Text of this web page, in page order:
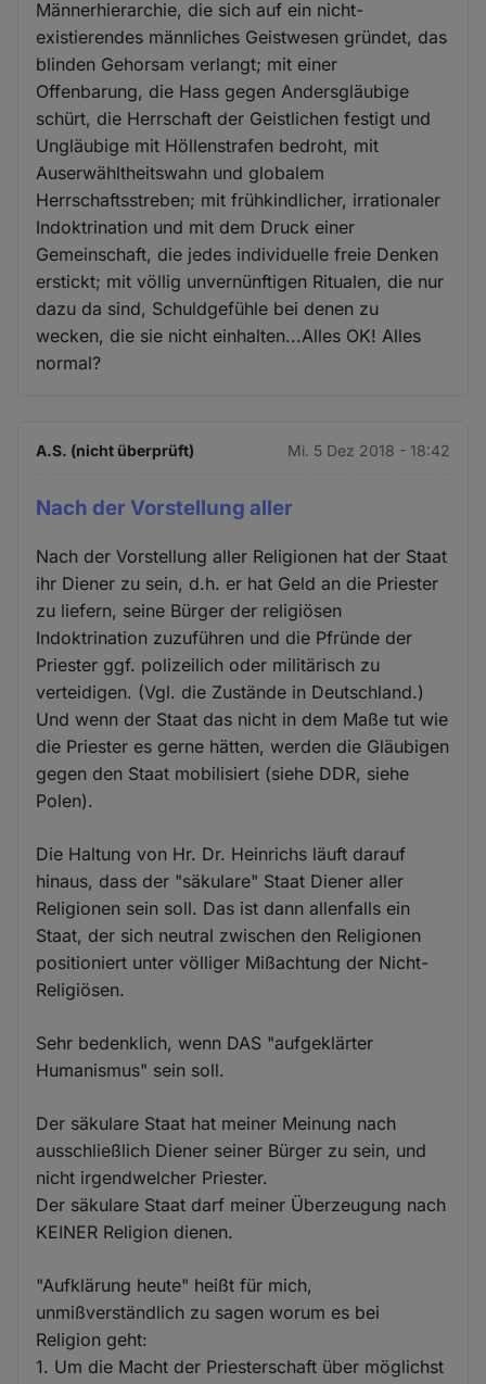
Männerhierarchie, die sich auf ein nicht-
existierendes männliches Geistwesen gründet, das
blinden Gehorsam verlangt; mit einer
Offenbarung, die Hass gegen Andersgläubige
schürt, die Herrschaft der Geistlichen festigt und
Ungläubige mit Höllenstrafen bedroht, mit
Auserwähltheitswahn und globalem
Herrschaftsstreben; mit frühkindlicher, irrationaler
Indoktrination und mit dem Druck einer
Gemeinschaft, die jedes individuelle freie Denken
erstickt; mit völlig unvernünftigen Ritualen, die nur
dazu da sind, Schuldgefühle bei denen zu
wecken, die sie nicht einhalten...Alles OK! Alles
normal?
A.S. (nicht überprüft) Mi. 5 Dez 2018 - 18:42
Nach der Vorstellung aller
Nach der Vorstellung aller Religionen hat der Staat
ihr Diener zu sein, d.h. er hat Geld an die Priester
zu liefern, seine Bürger der religiösen
Indoktrination zuzuführen und die Pfründe der
Priester ggf. polizeilich oder militärisch zu
verteidigen. (Vgl. die Zustände in Deutschland.)
Und wenn der Staat das nicht in dem Maße tut wie
die Priester es gerne hätten, werden die Gläubigen
gegen den Staat mobilisiert (siehe DDR, siehe
Polen).
Die Haltung von Hr. Dr. Heinrichs läuft darauf
hinaus, dass der "säkulare" Staat Diener aller
Religionen sein soll. Das ist dann allenfalls ein
Staat, der sich neutral zwischen den Religionen
positioniert unter völliger Mißachtung der Nicht-
Religiösen.
Sehr bedenklich, wenn DAS "aufgeklärter
Humanismus" sein soll.
Der säkulare Staat hat meiner Meinung nach
ausschließlich Diener seiner Bürger zu sein, und
nicht irgendwelcher Priester.
Der säkulare Staat darf meiner Überzeugung nach
KEINER Religion dienen.
"Aufklärung heute" heißt für mich,
unmißverständlich zu sagen worum es bei
Religion geht:
1. Um die Macht der Priesterschaft über möglichst